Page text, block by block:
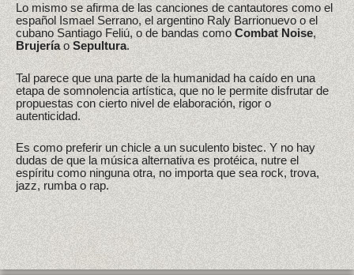
Lo mismo se afirma de las canciones de cantautores como el
español Ismael Serrano, el argentino Raly Barrionuevo o el
cubano Santiago Feliú, o de bandas comoCombat Noise,
BrujeríaoSepultura.
Tal parece que una parte de la humanidad ha caído en una
etapa de somnolencia artística, que no le permite disfrutar de
propuestas con cierto nivel de elaboración, rigor o
autenticidad.
Es como preferir un chicle a un suculento bistec. Y no hay
dudas de que la música alternativa es protéica, nutre el
espíritu como ninguna otra, no importa que sea rock, trova,
jazz, rumba o rap.